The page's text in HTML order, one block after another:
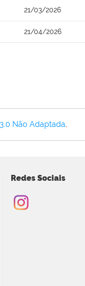
21/03/2026
21/04/2026
Não Adaptada.
Redes Sociais